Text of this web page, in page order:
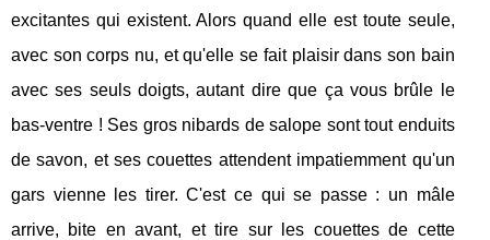
excitantes qui existent. Alors quand elle est toute seule,
avec son corps nu, et qu'elle se fait plaisir dans son bain
avec ses seuls doigts, autant dire que ça vous brûle le
bas-ventre ! Ses gros nibards de salope sont tout enduits
de savon, et ses couettes attendent impatiemment qu'un
gars vienne les tirer. C'est ce qui se passe : un mâle
arrive, bite en avant, et tire sur les couettes de cette